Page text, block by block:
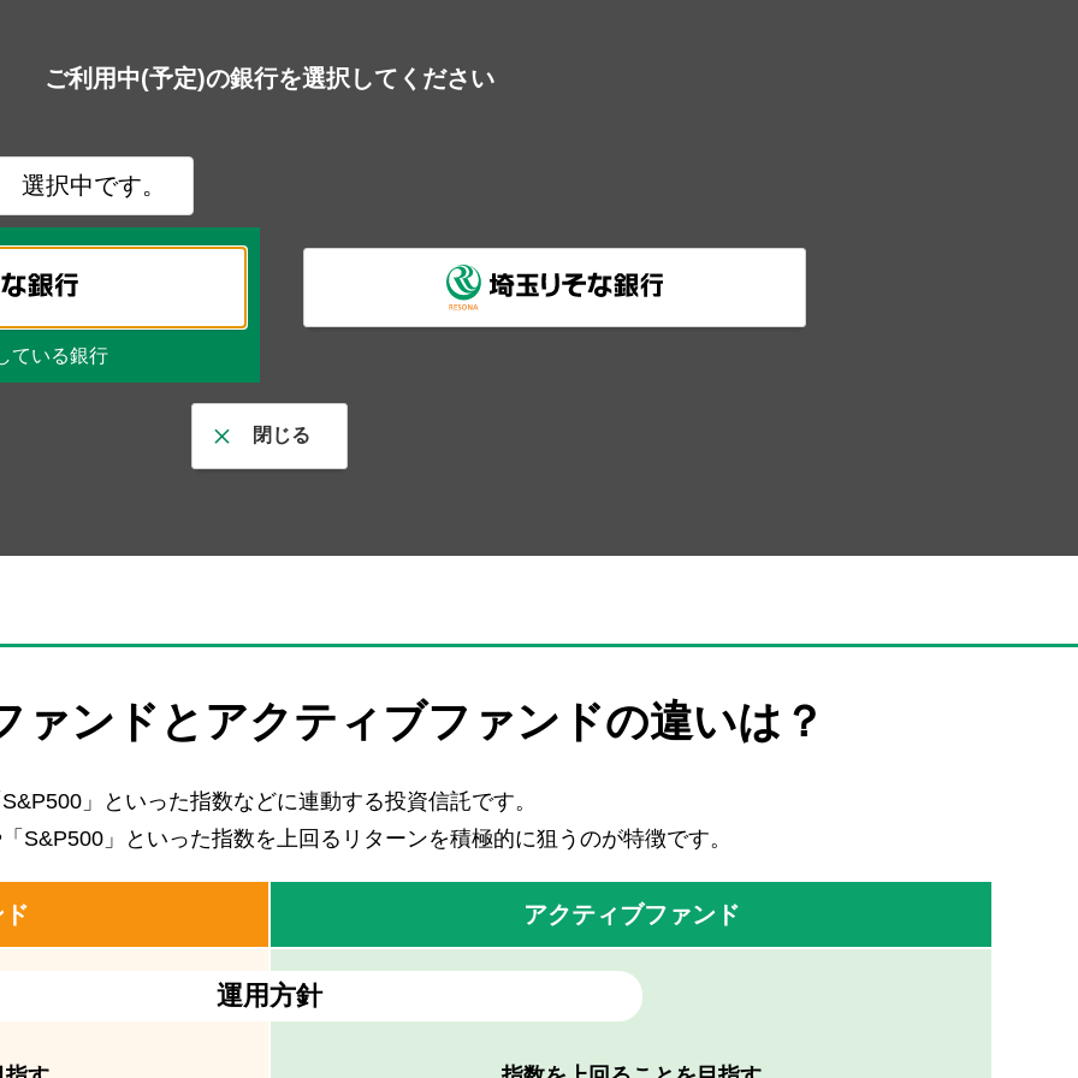
ご利用中(予定)の銀行を選択してください
選択中です。
ている銀行
閉じる
ァンドと アクティブファンドの違いは？
」といった指数などに連動する投資信託です。
S&P500」といった指数を上回るリターンを積極的に狙うのが特徴です。
アクティブファンド
運用方針